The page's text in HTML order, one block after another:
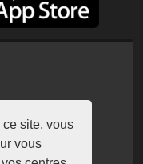
site, vous
vous